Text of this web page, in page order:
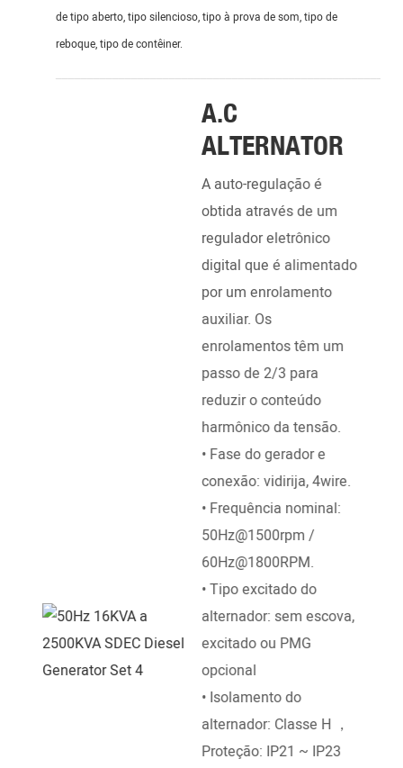
de tipo aberto, tipo silencioso, tipo à prova de som, tipo de
reboque, tipo de contêiner.
A.C
ALTERNATOR
A auto-regulação é
obtida através de um
regulador eletrônico
digital que é alimentado
por um enrolamento
auxiliar. Os
enrolamentos têm um
passo de 2/3 para
reduzir o conteúdo
harmônico da tensão.
• Fase do gerador e
conexão: vidirija, 4wire.
• Frequência nominal:
50Hz@1500rpm /
60Hz@1800RPM.
• Tipo excitado do
alternador: sem escova,
excitado ou PMG
opcional
• Isolamento do
alternador: Classe H ，
Proteção: IP21 ~ IP23